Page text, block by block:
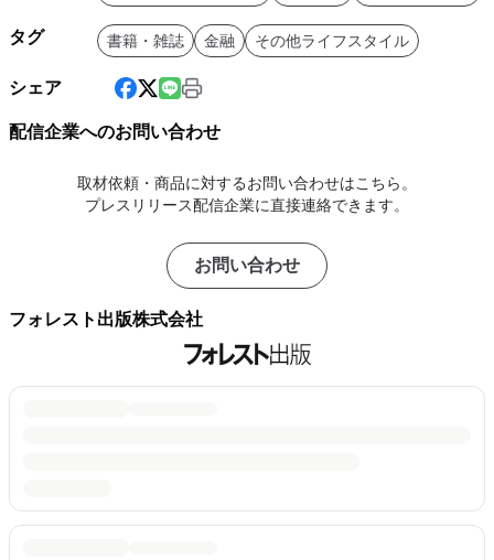
タグ 書籍・雑誌 金融 その他ライフスタイル
シェア
配信企業へのお問い合わせ
取材依頼・商品に対するお問い合わせはこちら。
プレスリリース配信企業に直接連絡できます。
お問い合わせ
フォレスト出版株式会社